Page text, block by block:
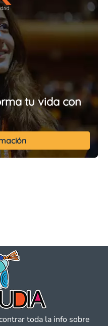
tu vida con
toda la info sobre